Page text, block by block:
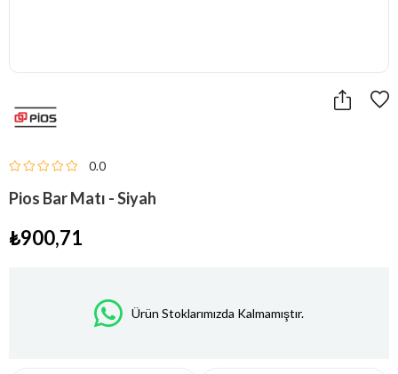
0.0
Pios Bar Matı - Siyah
₺900,71
Ürün Stoklarımızda Kalmamıştır.